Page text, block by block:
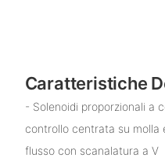
Caratteristiche
- Solenoidi proporzionali a
controllo centrata su molla
flusso con scanalatura a V